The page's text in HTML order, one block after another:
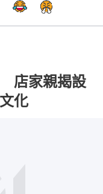
店家親揭設
化